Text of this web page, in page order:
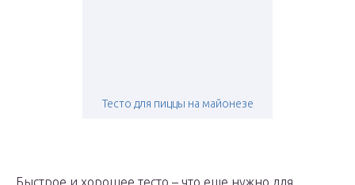
Тесто для пиццы на майонезе
Быстрое и хорошее тесто – что еще нужно для